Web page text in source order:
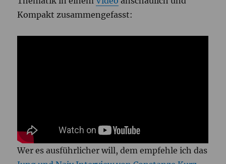
Kompakt zusammengefasst:
Wer es ausführlicher will, dem empfehle ich das